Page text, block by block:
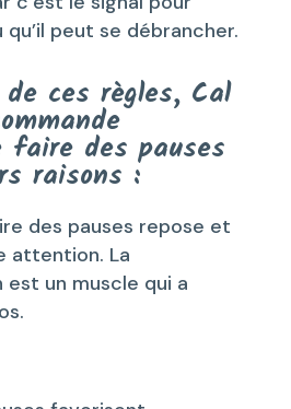
peut se débrancher.
ces règles, Cal
faire des pauses
raisons :
des pauses repose et
attention. La
un muscle qui a